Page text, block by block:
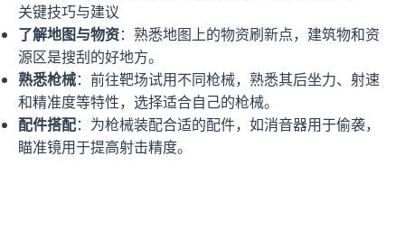
关键技巧与建议
了解地图与物资：熟悉地图上的物资刷新点，建筑物和资
源区是搜刮的好地方。
熟悉枪械：前往靶场试用不同枪械，熟悉其后坐力、射速
和精准度等特性，选择适合自己的枪械。
配件搭配：为枪械装配合适的配件，如消音器用于偷袭，
瞄准镜用于提高射击精度。